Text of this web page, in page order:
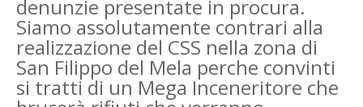
denunzie presentate in procura.
Siamo assolutamente contrari alla
realizzazione del CSS nella zona di
San Filippo del Mela perche convinti
si tratti di un Mega Inceneritore che